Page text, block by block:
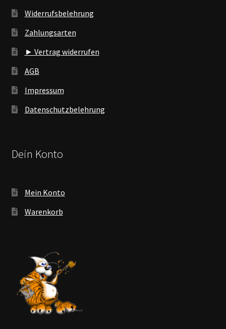
Widerrufsbelehrung
Zahlungsarten
► Vertrag widerrufen
AGB
Impressum
Datenschutzbelehrung
Dein Konto
Mein Konto
Warenkorb